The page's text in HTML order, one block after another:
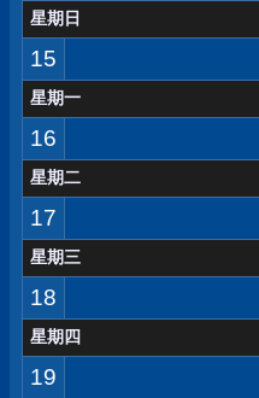
星期日
15
星期一
16
星期二
17
星期三
18
星期四
19